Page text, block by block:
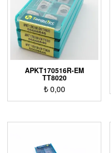
APKT170516R-EM
TT8020
₺0,00